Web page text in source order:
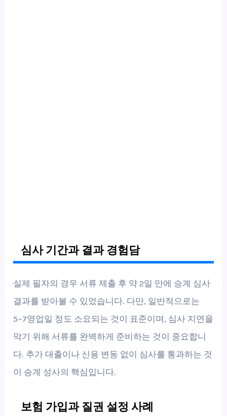
심사 기간과 결과 경험담
실제 필자의 경우 서류 제출 후 약 2일 만에 승계 심사
결과를 받아볼 수 있었습니다. 다만, 일반적으로는
5~7영업일 정도 소요되는 것이 표준이며, 심사 지연을
막기 위해 서류를 완벽하게 준비하는 것이 중요합니
다. 추가 대출이나 신용 변동 없이 심사를 통과하는 것
이 승계 성사의 핵심입니다.
보험 가입과 질권 설정 사례